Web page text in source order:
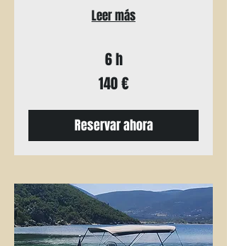
Leer más
6 h
140 €
Reservar ahora